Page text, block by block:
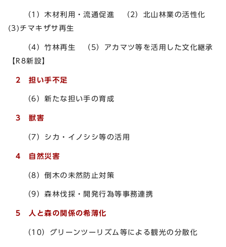
（1）木材利用・流通促進 （2）北山林業の活性化
(3)チマキザサ再生
（4）竹林再生 （5）アカマツ等を活用した文化継承
【R8新設】
2 担い手不足
（6）新たな担い手の育成
3 獣害
（7）シカ・イノシシ等の活用
4 自然災害
（8）倒木の未然防止対策
（9）森林伐採・開発行為等事務連携
5 人と森の関係の希薄化
（10）グリーンツーリズム等による観光の分散化